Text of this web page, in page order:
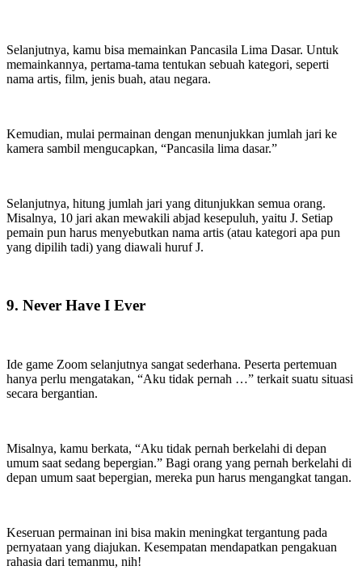
Selanjutnya, kamu bisa memainkan Pancasila Lima Dasar. Untuk
memainkannya, pertama-tama tentukan sebuah kategori, seperti
nama artis, film, jenis buah, atau negara.
Kemudian, mulai permainan dengan menunjukkan jumlah jari ke
kamera sambil mengucapkan, “Pancasila lima dasar.”
Selanjutnya, hitung jumlah jari yang ditunjukkan semua orang.
Misalnya, 10 jari akan mewakili abjad kesepuluh, yaitu J. Setiap
pemain pun harus menyebutkan nama artis (atau kategori apa pun
yang dipilih tadi) yang diawali huruf J.
9. Never Have I Ever
Ide game Zoom selanjutnya sangat sederhana. Peserta pertemuan
hanya perlu mengatakan, “Aku tidak pernah …” terkait suatu situasi
secara bergantian.
Misalnya, kamu berkata, “Aku tidak pernah berkelahi di depan
umum saat sedang bepergian.” Bagi orang yang pernah berkelahi di
depan umum saat bepergian, mereka pun harus mengangkat tangan.
Keseruan permainan ini bisa makin meningkat tergantung pada
pernyataan yang diajukan. Kesempatan mendapatkan pengakuan
rahasia dari temanmu, nih!